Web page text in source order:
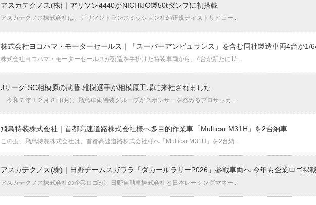
アスカテクノス(株)｜アリソン4440がNICHIJO製50tダンプに初搭載
アスカテクノス株式会社は、アリソントランスミッション社の正規ディストリビュー...
株式会社ヨコハマ・モーターセールス｜「スーパーアンビュランス」を含む同社製造車両4台が1/
株式会社ヨコハマ・モーターセールスが製造を手掛けた特装車両から、4台が新たに1/...
Jリーグ SC相模原の武藤 雄樹選手が相模原工場に来社されました
令和７年１２月８日(月)、飛鳥車両特装グループがスポンサーを務めるプロサッカ...
飛鳥特装株式会社｜首都高速道路株式会社様へ多目的作業車「Multicar M31H」を2台納車
この度、飛鳥特装株式会社は、首都高速道路株式会社様へ「Multicar M31H」を2台納...
アスカテクノス(株)｜日野チームスガワラ「ダカールラリー2026」参戦車両へ 今年も企業ロゴ掲載
アスカテクノス株式会社の企業ロゴが、日野自動車株式会社と日本レーシングマネー...